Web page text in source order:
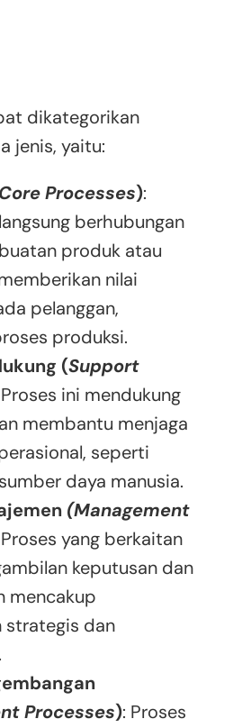
dikategorikan
jenis, yaitu:
Processes):
berhubungan
produk atau
nilai
pelanggan,
produksi.
(Support
ini mendukung
membantu menjaga
seperti
daya manusia.
(Management
yang berkaitan
keputusan dan
mencakup
strategis dan
Processes): Proses